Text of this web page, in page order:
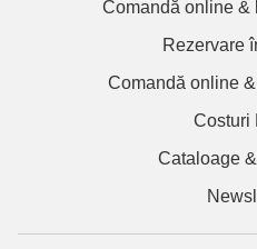
Comandă online &
Rezervare
Comandă online
Costuri
Cataloage